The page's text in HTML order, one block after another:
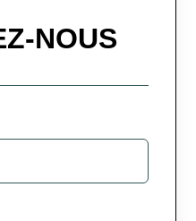
NOUS